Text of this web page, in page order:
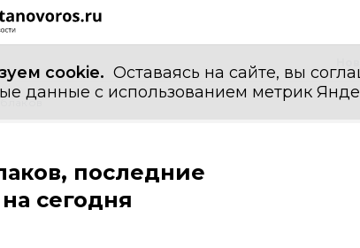
cookie. Оставаясь на сайте, вы
данные с использованием метрик
последние
сегодня